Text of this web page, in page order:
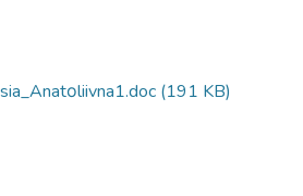
(191 KB)